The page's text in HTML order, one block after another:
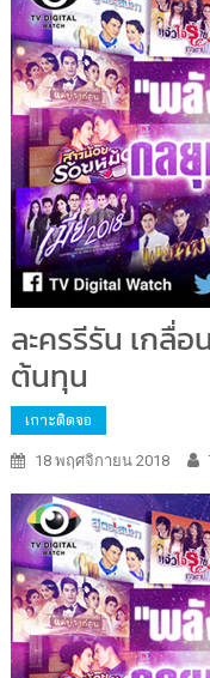
ละครรีรัน เกลื่
ต้นทุน
เกาะติดจอ
18 พฤศจิกายน 2018